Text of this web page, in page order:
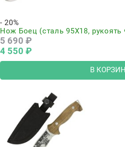
- 20%
Нож Боец (сталь 95Х18, рукоять
5 690 ₽
4 550 ₽
В